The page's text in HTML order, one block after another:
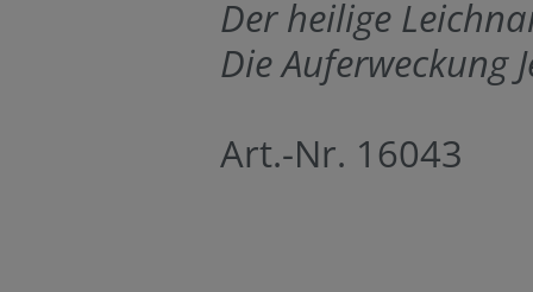
Der heilige
Die Auferweckung
Art.-Nr. 16043